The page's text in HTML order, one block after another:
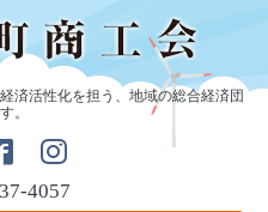
済活性化を担う、地域の総合経済団
。
4057